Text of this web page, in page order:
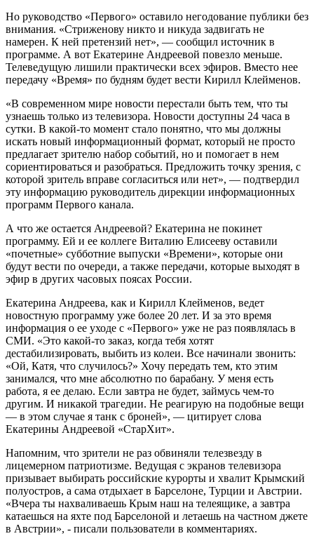
Но руководство «Первого» оставило негодование публики без
внимания. «Стриженову никто и никуда задвигать не
намерен. К ней претензий нет», — сообщил источник в
программе. А вот Екатерине Андреевой повезло меньше.
Телеведущую лишили практически всех эфиров. Вместо нее
передачу «Время» по будням будет вести Кирилл Клейменов.
«В современном мире новости перестали быть тем, что ты
узнаешь только из телевизора. Новости доступны 24 часа в
сутки. В какой-то момент стало понятно, что мы должны
искать новый информационный формат, который не просто
предлагает зрителю набор событий, но и помогает в нем
сориентироваться и разобраться. Предложить точку зрения, с
которой зритель вправе согласиться или нет», — подтвердил
эту информацию руководитель дирекции информационных
программ Первого канала.
А что же остается Андреевой? Екатерина не покинет
программу. Ей и ее коллеге Виталию Елисееву оставили
«почетные» субботние выпуски «Времени», которые они
будут вести по очереди, а также передачи, которые выходят в
эфир в других часовых поясах России.
Екатерина Андреева, как и Кирилл Клейменов, ведет
новостную программу уже более 20 лет. И за это время
информация о ее уходе с «Первого» уже не раз появлялась в
СМИ. «Это какой-то заказ, когда тебя хотят
дестабилизировать, выбить из колеи. Все начинали звонить:
«Ой, Катя, что случилось?» Хочу передать тем, кто этим
занимался, что мне абсолютно по барабану. У меня есть
работа, я ее делаю. Если завтра не будет, займусь чем-то
другим. И никакой трагедии. Не реагирую на подобные вещи
— в этом случае я танк с броней», — цитирует слова
Екатерины Андреевой «СтарХит».
Напомним, что зрители не раз обвиняли телезвезду в
лицемерном патриотизме. Ведущая с экранов телевизора
призывает выбирать российские курорты и хвалит Крымский
полуостров, а сама отдыхает в Барселоне, Турции и Австрии.
«Вчера ты нахваливаешь Крым наш на телеящике, а завтра
катаешься на яхте под Барселоной и летаешь на частном джете
в Австрии», - писали пользователи в комментариях.